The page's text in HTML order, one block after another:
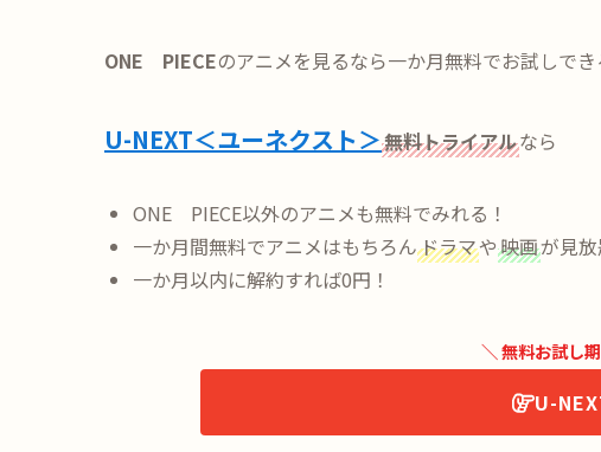
ONE PIECEのアニメを見るなら一か月無料でお試しでき
U-NEXT＜ユーネクスト＞無料トライアルなら
ONE PIECE以外のアニメも無料でみれる！
一か月間無料でアニメはもちろんドラマや映画が見放
一か月以内に解約すれば0円！
＼ 無料お試し
U-